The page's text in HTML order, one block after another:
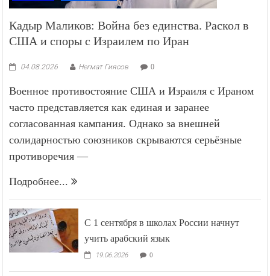
Кадыр Маликов: Война без единства. Раскол в
США и споры с Израилем по Иран
04.08.2026 Негмат Гиясов 0
Военное противостояние США и Израиля с Ираном
часто представляется как единая и заранее
согласованная кампания. Однако за внешней
солидарностью союзников скрываются серьёзные
противоречия —
Подробнее...
С 1 сентября в школах России начнут
учить арабский язык
19.06.2026 0